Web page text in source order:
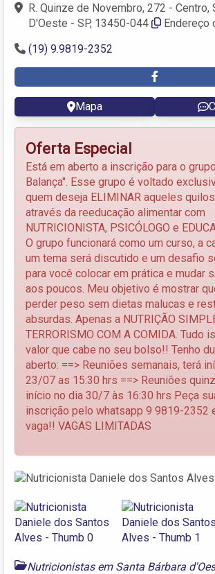
R. Quinze de Novembro, 272 - Centro,
D'Oeste - SP, 13450-044
Endereço
(19) 9.9819-2352
Mapa
Oferta Especial
Está em aberto a inscrição para o
Balança". Esse grupo é voltado
quem deseja ELIMINAR aqueles
através da reeducação alimentar com
NUTRICIONISTA, PSICÓLOGO e
O grupo funcionará como um curso, a
um tema será discutido e um desafio
para você colocar em prática e mudar
aos poucos. Meu objetivo é mostrar
perder peso sem dietas malucas e
absurdas. Apenas a NUTRIÇÃO
TERRORISMO COM A COMIDA. Tudo
valor que cabe no seu bolso!! Tenho
aberto: ==> Reuniões semanais, terá
23/07 as 15:30 hrs ==> Reuniões
início no dia 30/7 às 16:30 hrs Peça
inscrição pelo whatsapp 9 9819-2352
vaga!! VAGAS LIMITADAS
Nutricionistas em Santa Bárbara